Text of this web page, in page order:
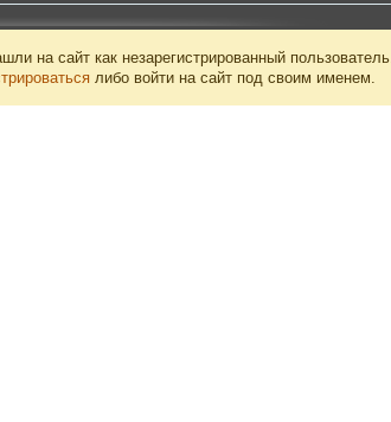
на сайт как незарегистрированный пользователь.
либо войти на сайт под своим именем.